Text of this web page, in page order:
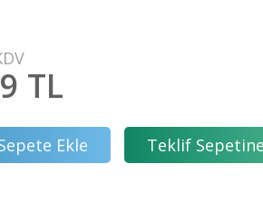
TL
Ekle Teklif